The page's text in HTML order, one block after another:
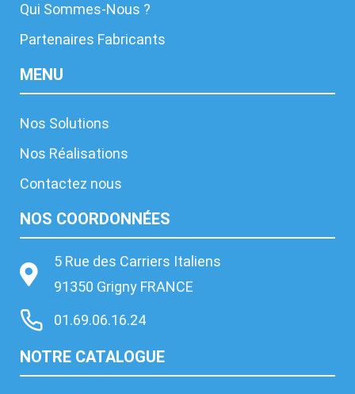
Qui Sommes-Nous ?
Partenaires Fabricants
MENU
Nos Solutions
Nos Réalisations
Contactez nous
NOS COORDONNÉES
5 Rue des Carriers Italiens
91350 Grigny FRANCE
01.69.06.16.24
NOTRE CATALOGUE